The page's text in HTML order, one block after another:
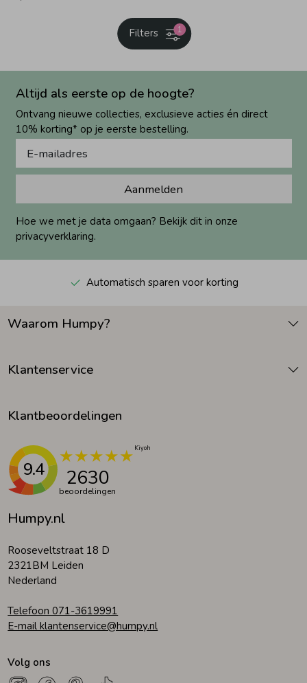
1
Filters
Altijd als eerste op de hoogte?
Ontvang nieuwe collecties, exclusieve acties én direct
10% korting* op je eerste bestelling.
Aanmelden
Hoe we met je data omgaan? Bekijk dit in onze
privacyverklaring.
Automatisch sparen voor korting
Humpy.nl
Rooseveltstraat 18 D
2321BM Leiden
Nederland
Telefoon 071-3619991
E-mail klantenservice@humpy.nl
Waarom Humpy?
Klantenservice
Klantbeoordelingen
9.4 2630
beoordelingen
Volg ons